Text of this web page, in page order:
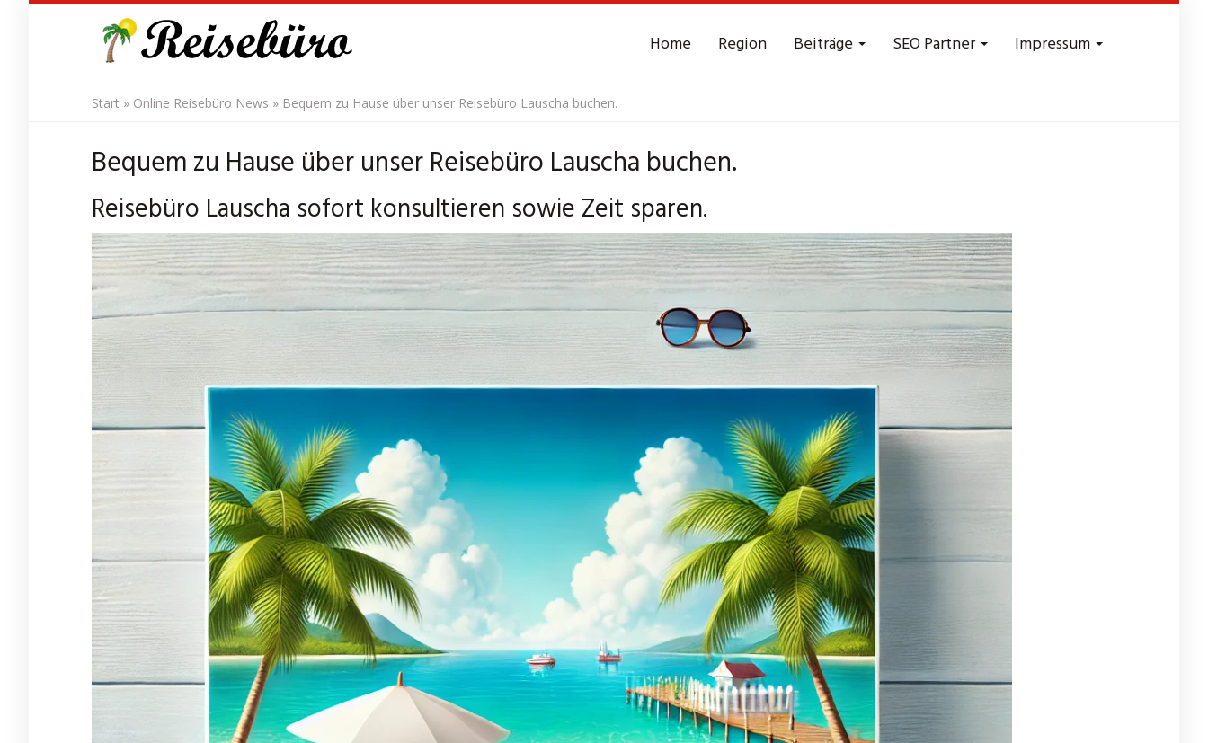
Home Region Beiträge SEO Partner Impressum
Start » Online Reisebüro News » Bequem zu Hause über unser Reisebüro Lauscha buchen.
Bequem zu Hause über unser Reisebüro Lauscha buchen.
Reisebüro Lauscha sofort konsultieren sowie Zeit sparen.